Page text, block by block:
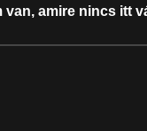
van, amire nincs itt